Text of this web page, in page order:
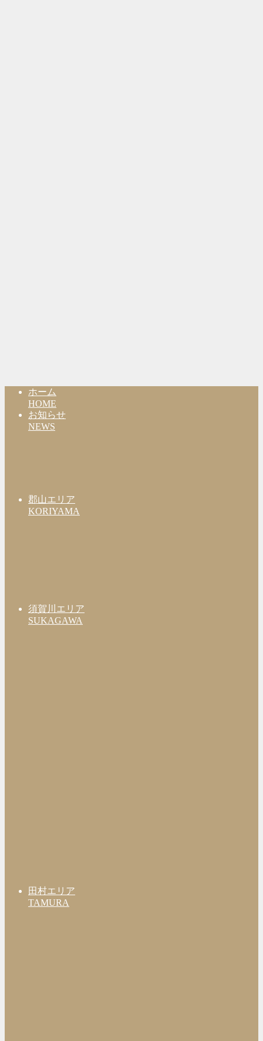
ホーム
HOME
お知らせ
NEWS
郡山エリア
KORIYAMA
須賀川エリア
SUKAGAWA
田村エリア
TAMURA